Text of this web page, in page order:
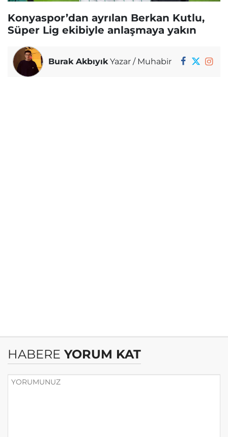
Konyaspor’dan ayrılan Berkan Kutlu,
Süper Lig ekibiyle anlaşmaya yakın
Burak AkbıyıkYazar / Muhabir
HABERE YORUM KAT